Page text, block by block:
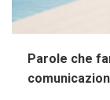
Parole che